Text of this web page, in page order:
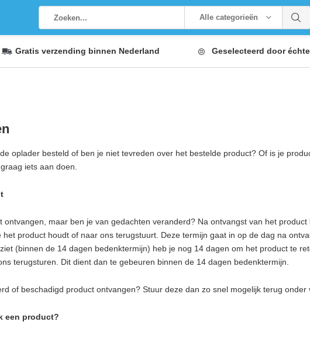
Alle categorieën
Gratis verzending binnen Nederland Geselecteerd door
oplader besteld of ben je niet tevreden over het bestelde product? Of is je
iets aan doen.
ontvangen, maar ben je van gedachten veranderd? Na ontvangst van het
het product houdt of naar ons terugstuurt. Deze termijn gaat in op de dag na
(binnen de 14 dagen bedenktermijn) heb je nog 14 dagen om het product te
terugsturen. Dit dient dan te gebeuren binnen de 14 dagen bedenktermijn.
of beschadigd product ontvangen? Stuur deze dan zo snel mogelijk terug onder
een product?